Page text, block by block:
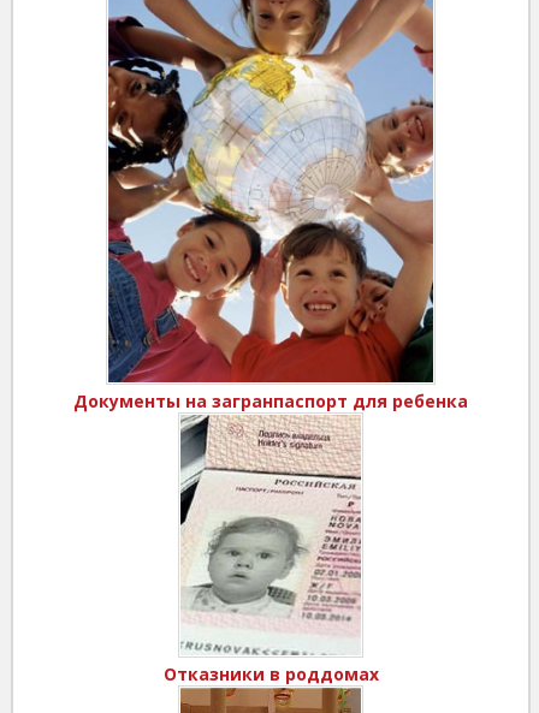
Документы на загранпаспорт для ребенка
Отказники в роддомах